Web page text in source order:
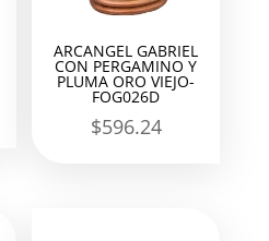
ARCANGEL GABRIEL
CON PERGAMINO Y
PLUMA ORO VIEJO-
FOG026D
$596.24